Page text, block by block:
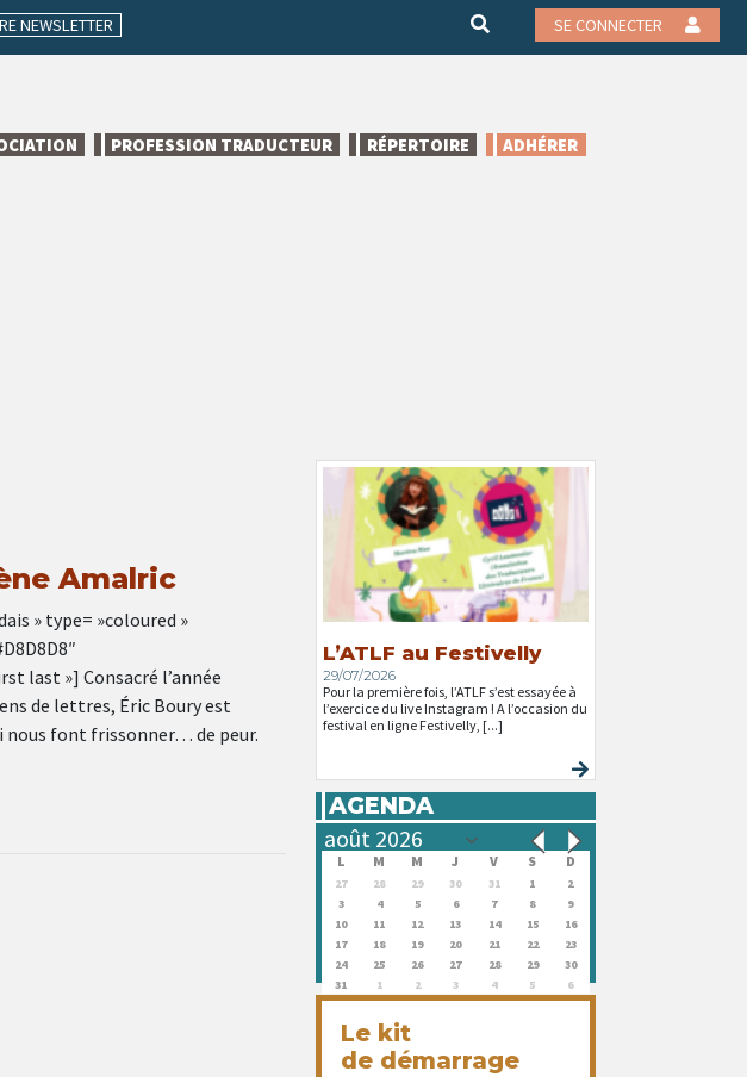
NEWSLETTER SE CONNECTER
PROFESSION TRADUCTEUR RÉPERTOIRE ADHÉRER
Amalric
» type= »coloured »
last »] Consacré l’année
de lettres, Éric Boury est
nous font frissonner… de peur.
L’ATLF au Festivelly
29/07/2026
Pour la première fois, l’ATLF s’est essayée à
l’exercice du live Instagram ! A l’occasion du
festival en ligne Festivelly, [...]
AGENDA
L M M J V S D
27 28 29 30 31 1
2
3
4 5 6 7 8
9
10
11 12 13 14 15
16
17
18 19 20 21 22
23
24
25 26 27 28 29
30
31
1 2 3 4 5 6
Le kit
de démarrage